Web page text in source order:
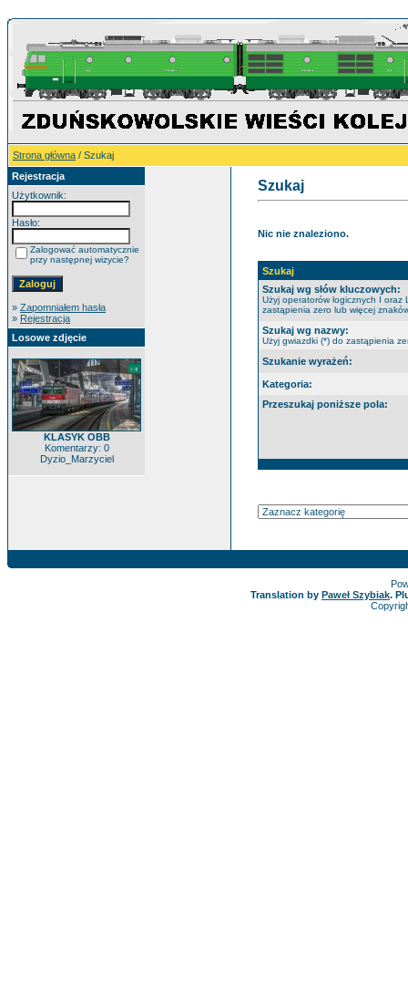
Strona główna / Szukaj
Rejestracja
Użytkownik:
Hasło:
Zalogować automatycznie
przy następnej wizycie?
» Zapomniałem hasła
» Rejestracja
Losowe zdjęcie
KLASYK OBB
Komentarzy: 0
Dyzio_Marzyciel
Szukaj
Nic nie znaleziono.
Szukaj
Szukaj wg słów kluczowych:
Użyj operatorów logicznych I oraz
zastąpienia zero lub więcej
Szukaj wg nazwy:
Użyj gwiazdki (*) do zastąpienia
Szukanie wyrażeń:
Kategoria:
Przeszukaj poniższe pola:
Translation by Paweł Szybiak.